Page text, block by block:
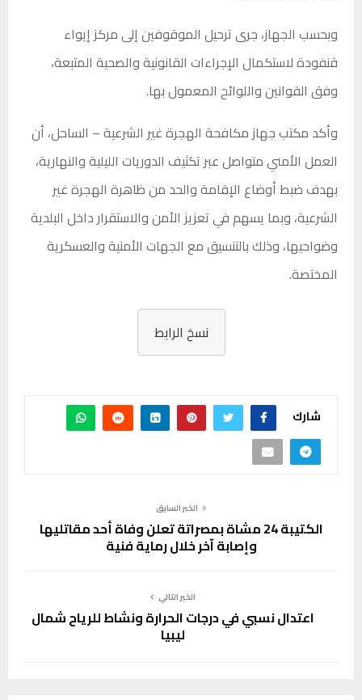
وبحسب الجهاز، جرى ترحيل الموقوفين إلى مركز إيواء
قنفودة لاستكمال الإجراءات القانونية والصحية المتبعة،
وفق القوانين واللوائح المعمول بها.
وأكد مكتب جهاز مكافحة الهجرة غير الشرعية – الساحل، أن
العمل الأمني متواصل عبر تكثيف الدوريات الليلية والنهارية،
بهدف ضبط أوضاع الإقامة والحد من ظاهرة الهجرة غير
الشرعية، وبما يسهم في تعزيز الأمن والاستقرار داخل البلدية
وضواحيها، وذلك بالتنسيق مع الجهات الأمنية والعسكرية
المختصة.
نسخ الرابط
شارك
الخبر السابق
الكتيبة 24 مشاة بمصراتة تعلن وفاة أحد مقاتليها
وإصابة آخر خلال رماية فنية
الخبر التالي
اعتدال نسبي في درجات الحرارة ونشاط للرياح شمال
ليبيا